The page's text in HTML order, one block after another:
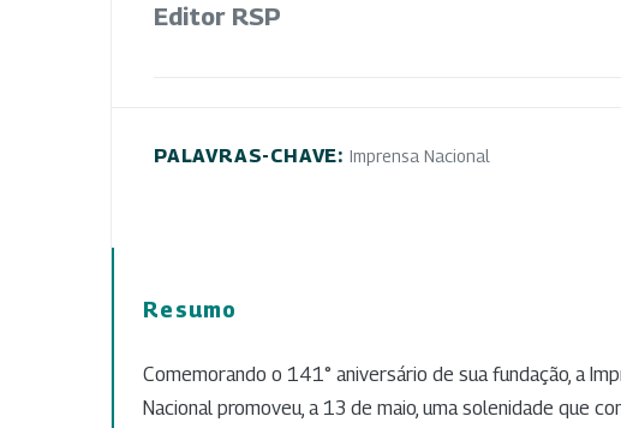
Editor RSP
PALAVRAS-CHAVE: Imprensa Nacional
Resumo
Comemorando o 141° aniversário de sua fundação, a
Nacional promoveu, a 13 de maio, uma solenidade que